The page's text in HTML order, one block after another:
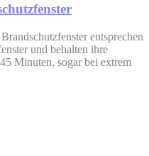
entsprechen
und behalten ihre
Minuten, sogar bei extrem